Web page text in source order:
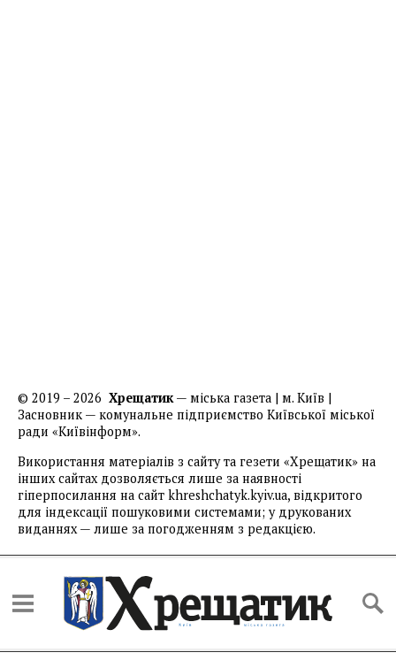
© 2019 – 2026 Хрещатик— міська газета | м. Київ |
Засновник — комунальне підприємство Київської міської
ради «Київінформ».
Використання матеріалів з сайту та гезети «Хрещатик» на
інших сайтах дозволяється лише за наявності
гіперпосилання на сайт khreshchatyk.kyiv.ua, відкритого
для індексації пошуковими системами; у друкованих
виданнях — лише за погодженням з редакцією.